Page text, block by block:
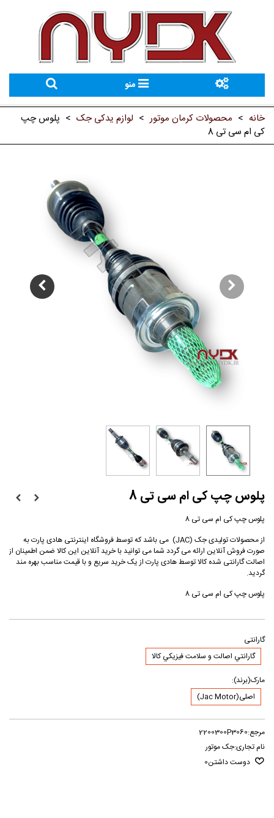
منو
خانه > محصولات کرمان موتور > لوازم یدکی جک > پلوس چپ
کی ام سی تی 8
پلوس چپ کی ام سی تی 8
پلوس چپ کی ام سی تی 8
از محصولات تولیدی جک (JAC) می باشد که توسط فروشگاه اینترنتی هادی پارت به
صورت فروش آنلاین ارائه می گردد شما می توانید با خرید آنلاین این کالا ضمن اطمینان از
اصالت گارانتی شده کالا توسط هادی پارت از یک خرید سریع و با قیمت مناسب بهره مند
گردید.
پلوس چپ کی ام سی تی 8
گارانتی
گارانتي اصالت و سلامت فيزيکي کالا
مارک(برند):
اصلی(Jac Motor)
مرجع:2200300P3060
نام تجاری:جک موتور
دوست داشتن0